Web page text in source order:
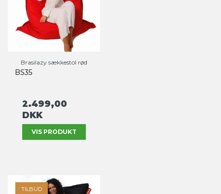
Brasilazy sækkestol rød
BS35
2.499,00
DKK
VIS PRODUKT
TILBUD